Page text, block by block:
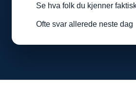
Se hva folk du kjenner
Ofte svar allerede neste dag